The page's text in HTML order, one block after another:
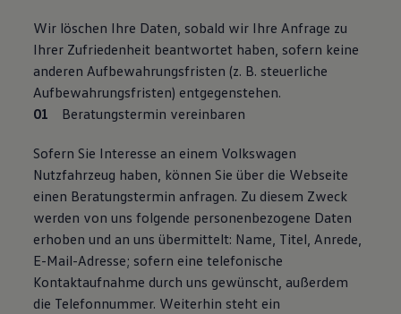
Wir löschen Ihre Daten, sobald wir Ihre Anfrage zu
Ihrer Zufriedenheit beantwortet haben, sofern keine
anderen Aufbewahrungsfristen (z. B. steuerliche
Aufbewahrungsfristen) entgegenstehen.
Beratungstermin vereinbaren
Sofern Sie Interesse an einem Volkswagen
Nutzfahrzeug haben, können Sie über die Webseite
einen Beratungstermin anfragen. Zu diesem Zweck
werden von uns folgende personenbezogene Daten
erhoben und an uns übermittelt: Name, Titel, Anrede,
E-Mail-Adresse; sofern eine telefonische
Kontaktaufnahme durch uns gewünscht, außerdem
die Telefonnummer. Weiterhin steht ein